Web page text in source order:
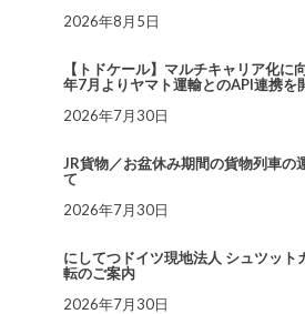
2026年8月5日
【トドケール】マルチキャリア化に
年7月よりヤマト運輸とのAPI連携を
2026年7月30日
JR貨物／お盆休み期間の貨物列車の
て
2026年7月30日
にしてつドイツ現地法人 シュツット
転のご案内
2026年7月30日